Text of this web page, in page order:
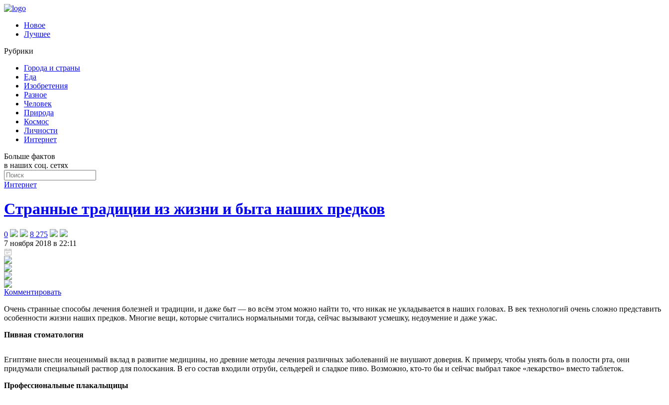
Новое
Лучшее
Рубрики
Города и страны
Еда
Изобретения
Разное
Человек
Природа
Космос
Личности
Интернет
Больше фактов
в наших соц. сетях
Интернет
Странные традиции из жизни и быта наших предков
0
8 275
7 ноября 2018 в 22:11
Комментировать
Очень странные способы лечения болезней и традиции, и даже быт — во всём этом можно найти то, что никак не укладывается в наших головах. В век технологий очень сложно представить
особенности жизни наших предков. Многие вещи, которые считались нормальными тогда, сейчас вызывают усмешку, недоумение и даже ужас.
Пивная стоматология
Египтяне внесли неоценимый вклад в развитие медицины, но древние методы лечения различных заболеваний не внушают доверия. К примеру, чтобы унять боль в полости рта, они
придумали специальный раствор для полоскания. В его состав входили отруби, сельдерей и сладкое пиво. Возможно, кто-то бы и сейчас выбрал такое «лекарство» вместо таблеток.
Профессиональные плакальщицы